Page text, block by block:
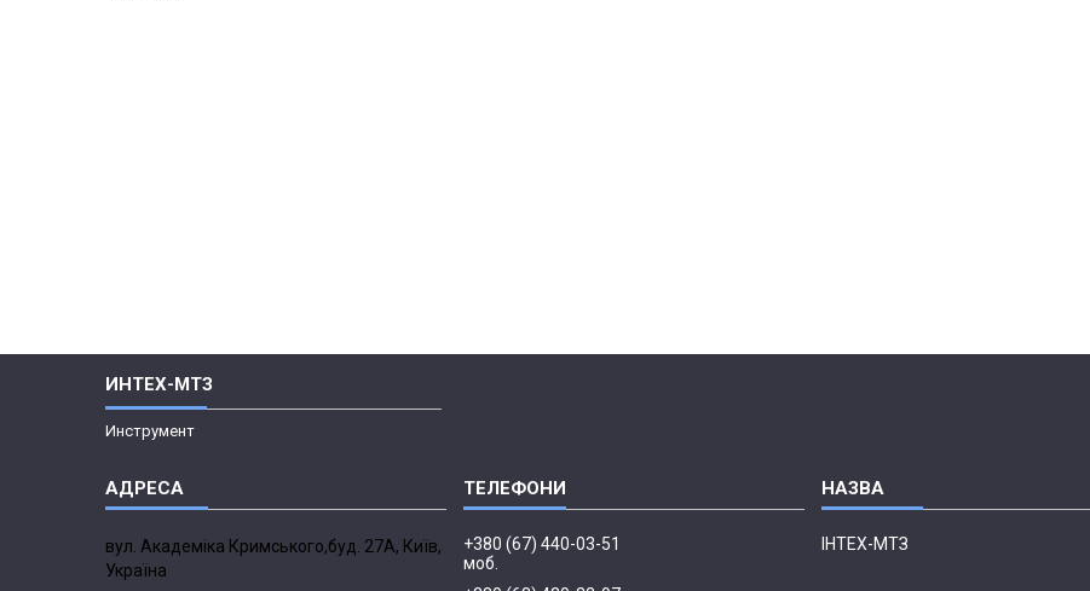
ИНТЕХ-МТЗ
Инструмент
вул. Академіка Кримського,буд. 27А, Київ,
Україна
+380 (67) 440-03-51
моб.
ІНТЕХ-МТЗ